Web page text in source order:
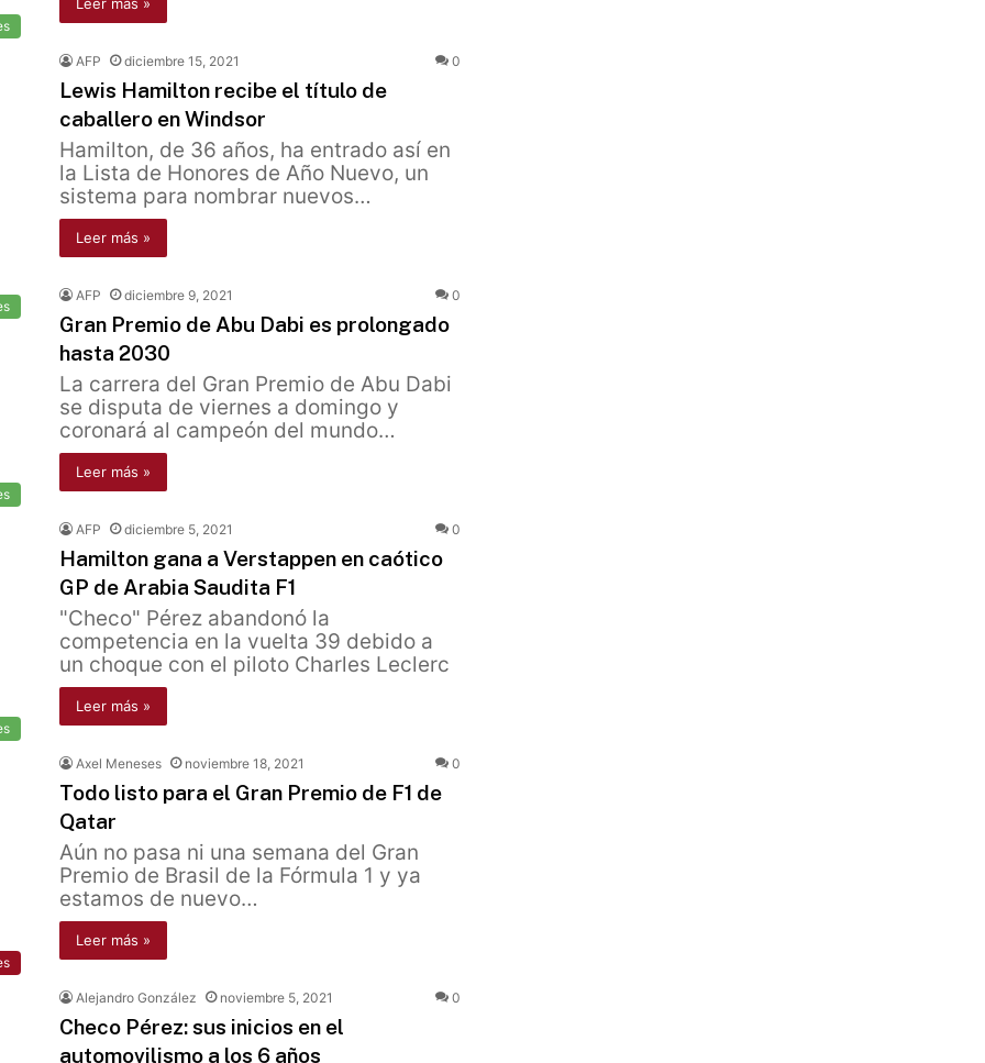
AFP diciembre 15, 2021 0
Lewis Hamilton recibe el título de
caballero en Windsor
Hamilton, de 36 años, ha entrado así en
la Lista de Honores de Año Nuevo, un
sistema para nombrar nuevos…
Leer más »
AFP diciembre 9, 2021 0
Gran Premio de Abu Dabi es prolongado
hasta 2030
La carrera del Gran Premio de Abu Dabi
se disputa de viernes a domingo y
coronará al campeón del mundo…
Leer más »
AFP diciembre 5, 2021 0
Hamilton gana a Verstappen en caótico
GP de Arabia Saudita F1
"Checo" Pérez abandonó la
competencia en la vuelta 39 debido a
un choque con el piloto Charles Leclerc
Leer más »
Axel Meneses noviembre 18, 2021 0
Todo listo para el Gran Premio de F1 de
Qatar
Aún no pasa ni una semana del Gran
Premio de Brasil de la Fórmula 1 y ya
estamos de nuevo…
Leer más »
Alejandro González noviembre 5, 2021 0
Checo Pérez: sus inicios en el
automovilismo a los 6 años